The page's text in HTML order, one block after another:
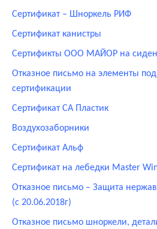
Сертификат – Шноркель РИФ
Сертификат канистры
Сертификты ООО МАЙОР на
Отказное письмо на элементы
сертификации
Сертификат СА Пластик
Воздухозаборники
Сертификат Альф
Сертификат на лебедки Master
Отказное письмо – Защита
(с 20.06.2018г)
Отказное письмо шноркели,